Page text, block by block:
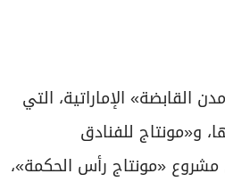
الإماراتية، التي
و«مونتاج للفنادق
«مونتاج رأس الحكمة»،